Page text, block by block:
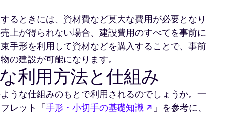
るときには、資材費など莫大な費用が必要となり
上が得られない場合、建設費用のすべてを事前に
手形を利用して資材などを購入することで、事前
の建設が可能になります。
利用方法と仕組み
うな仕組みのもとで利用されるのでしょうか。一
レット「手形・小切手の基礎知識 新しいタブで開く
」を参考に、